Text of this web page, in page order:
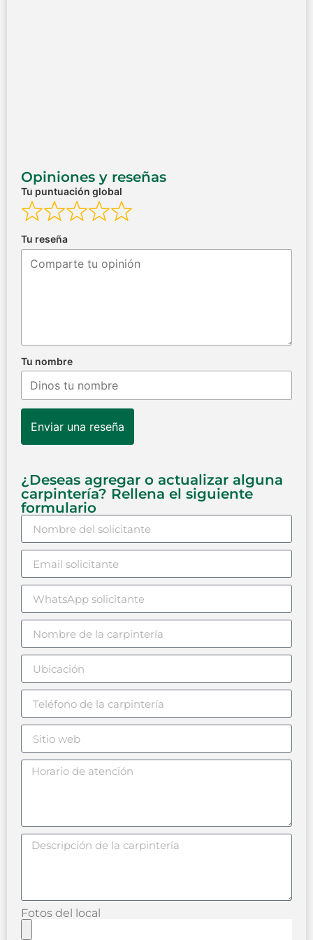
Opiniones y reseñas
Tu puntuación global
Tu reseña
Tu nombre
Enviar una reseña
¿Deseas agregar o actualizar alguna
carpintería? Rellena el siguiente
formulario
Fotos del local